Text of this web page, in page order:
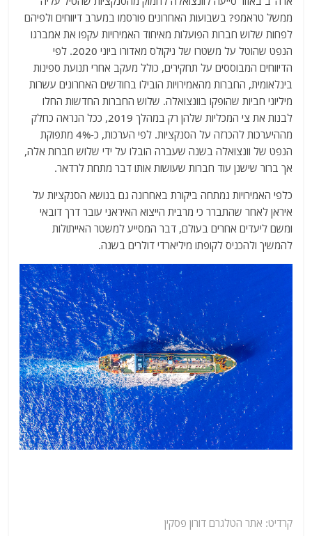
s
A
p
p
g
ra
m
l
er
e
b
o
o
k
ממשל טראמפ? בשבועות האחרונים פורסמו במערב דיווחים ולפיהם
לפחות שלוש חברות הפועלות מאיחוד האמירויות עקפו את אמברגו
הנפט שהוטל על משטרו של ניקולס מאדורו ביוני 2020. לפי
הדיווחים המבוססים על תחקירים, כולל מעקב אחרי תנועת ספינות
בינלאומית, החברות מהאמירויות הובילו בחודשים האחרונים עשרות
מיליוני חביות שהופקו בוונצואלה. שלוש החברות החדשות החלו
לבנות את צי המכליות שלהן רק במהלך 2019, ככל הנראה כחלק
מההיערכות להכרזה על הסנקציות. לפי הערכות, כ-4% מתפוקת
הנפט של וונצואלה בשנה שעברה הובלו על ידי שלוש חברות אלה,
אך ברור שישנן עוד חברות שעושות אותו דבר מתחת לרדאר.
כלפי האמירויות נמתחה ביקורת באחרונה גם בנושא הסנקציות על
איראן לאחר שהתברר כי מרבית הייצוא האיראני עובר דרך דובאי
ומשם ליעדים אחרים בעולם, דבר המסייע למשטר האייתולות
להמשיך ולהכניס לקופתו מיליארדי דולרים בשנה.
קרדיט: אתר הטלגרם דורון פסקין